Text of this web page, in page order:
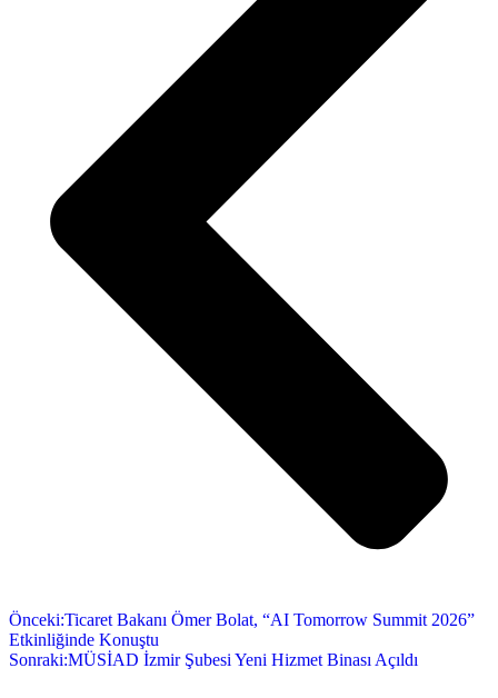
Önceki:Ticaret Bakanı Ömer Bolat, “AI Tomorrow Summit 2026”
Etkinliğinde Konuştu
Sonraki:MÜSİAD İzmir Şubesi Yeni Hizmet Binası Açıldı